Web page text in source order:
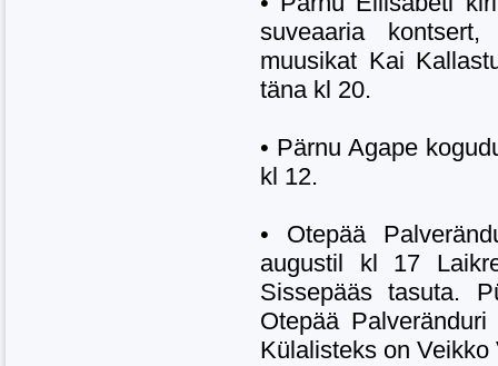
suveaaria
muusikat Kai
täna kl 20.
• Pärnu Agape
kl 12.
• Otepää
augustil kl 17
Sissepääs tasuta.
Otepää
Külalisteks on